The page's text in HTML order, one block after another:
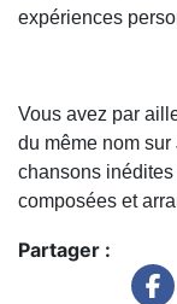
expériences
Vous avez par
du même nom
chansons inédites
composées et
Partager :